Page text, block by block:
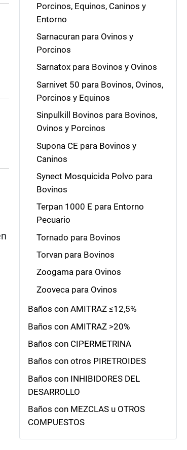
Porcinos, Equinos, Caninos y
Entorno
Sarnacuran para Ovinos y
Porcinos
Sarnatox para Bovinos y Ovinos
Sarnivet 50 para Bovinos, Ovinos,
Porcinos y Equinos
Sinpulkill Bovinos para Bovinos,
Ovinos y Porcinos
Supona CE para Bovinos y
Caninos
Synect Mosquicida Polvo para
Bovinos
Terpan 1000 E para Entorno
Pecuario
Tornado para Bovinos
Torvan para Bovinos
Zoogama para Ovinos
Zooveca para Ovinos
Baños con AMITRAZ ≤12,5%
Baños con AMITRAZ >20%
Baños con CIPERMETRINA
Baños con otros PIRETROIDES
Baños con INHIBIDORES DEL
DESARROLLO
Baños con MEZCLAS u OTROS
COMPUESTOS